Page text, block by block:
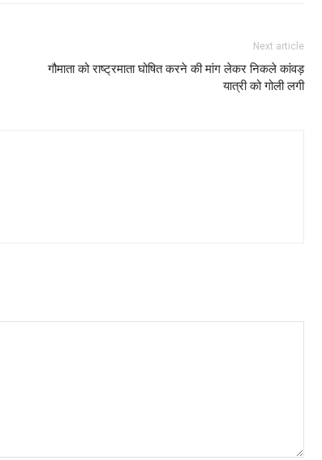
Next article
गौमाता को राष्ट्रमाता घोषित करने की मांग लेकर निकले कांवड़
यात्री को गोली लगी